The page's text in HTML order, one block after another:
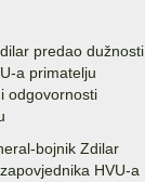
predao dužnosti
a primatelju
odgovornosti
bojnik Zdilar
HVU-a